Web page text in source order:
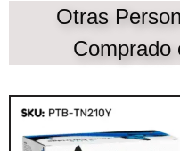
Otras
Comprado